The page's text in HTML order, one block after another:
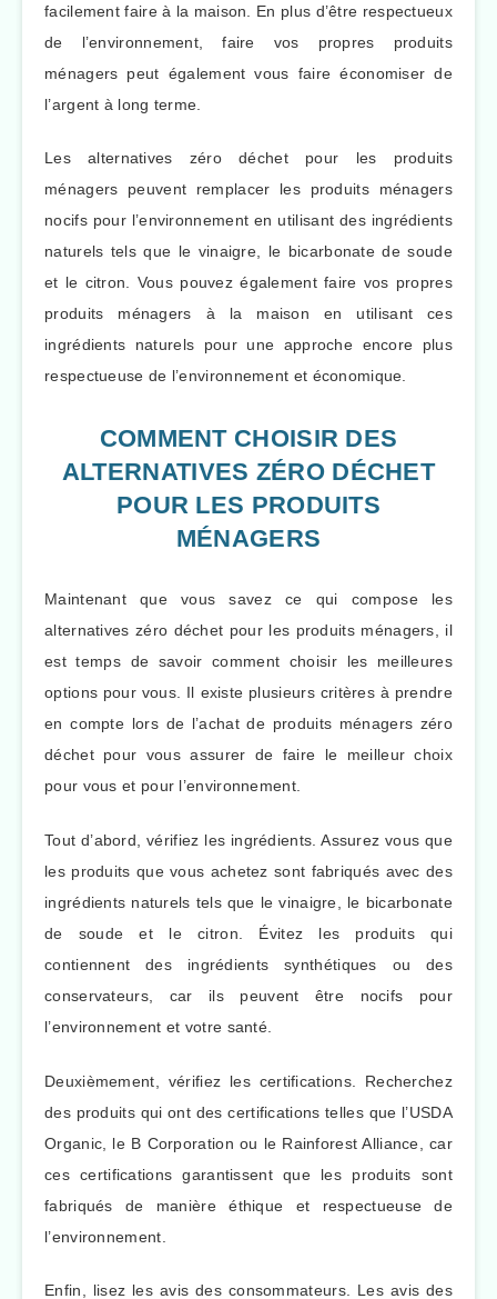
facilement faire à la maison. En plus d’être respectueux
de l’environnement, faire vos propres produits
ménagers peut également vous faire économiser de
l’argent à long terme.
Les alternatives zéro déchet pour les produits
ménagers peuvent remplacer les produits ménagers
nocifs pour l’environnement en utilisant des ingrédients
naturels tels que le vinaigre, le bicarbonate de soude
et le citron. Vous pouvez également faire vos propres
produits ménagers à la maison en utilisant ces
ingrédients naturels pour une approche encore plus
respectueuse de l’environnement et économique.
COMMENT CHOISIR DES
ALTERNATIVES ZÉRO DÉCHET
POUR LES PRODUITS
MÉNAGERS
Maintenant que vous savez ce qui compose les
alternatives zéro déchet pour les produits ménagers, il
est temps de savoir comment choisir les meilleures
options pour vous. Il existe plusieurs critères à prendre
en compte lors de l’achat de produits ménagers zéro
déchet pour vous assurer de faire le meilleur choix
pour vous et pour l’environnement.
Tout d’abord, vérifiez les ingrédients. Assurez vous que
les produits que vous achetez sont fabriqués avec des
ingrédients naturels tels que le vinaigre, le bicarbonate
de soude et le citron. Évitez les produits qui
contiennent des ingrédients synthétiques ou des
conservateurs, car ils peuvent être nocifs pour
l’environnement et votre santé.
Deuxièmement, vérifiez les certifications. Recherchez
des produits qui ont des certifications telles que l’USDA
Organic, le B Corporation ou le Rainforest Alliance, car
ces certifications garantissent que les produits sont
fabriqués de manière éthique et respectueuse de
l’environnement.
Enfin, lisez les avis des consommateurs. Les avis des